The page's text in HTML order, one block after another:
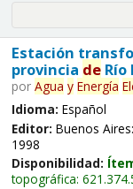
Estación
provincia deRío
por Agua y Energía
Idioma: Español
Editor: Buenos Aires:
1998
Disponibilidad:
topográfica: